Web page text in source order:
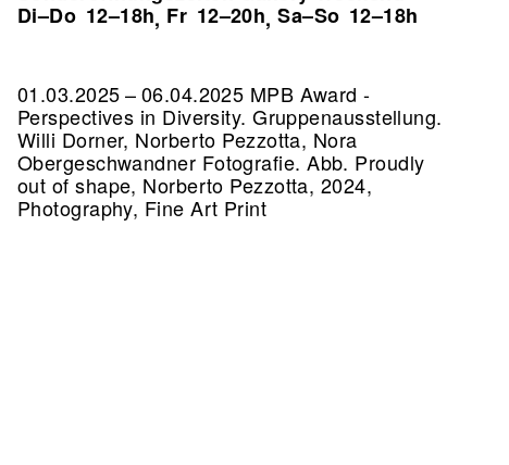
Di–Do 12–18h, Fr 12–20h,Sa–So 12–18h
01.03.2025 – 06.04.2025 MPB Award -
Perspectives in Diversity. Gruppenausstellung.
Willi Dorner, Norberto Pezzotta, Nora
Obergeschwandner Fotografie.Abb. Proudly
out of shape, Norberto Pezzotta, 2024,
Photography, Fine Art Print